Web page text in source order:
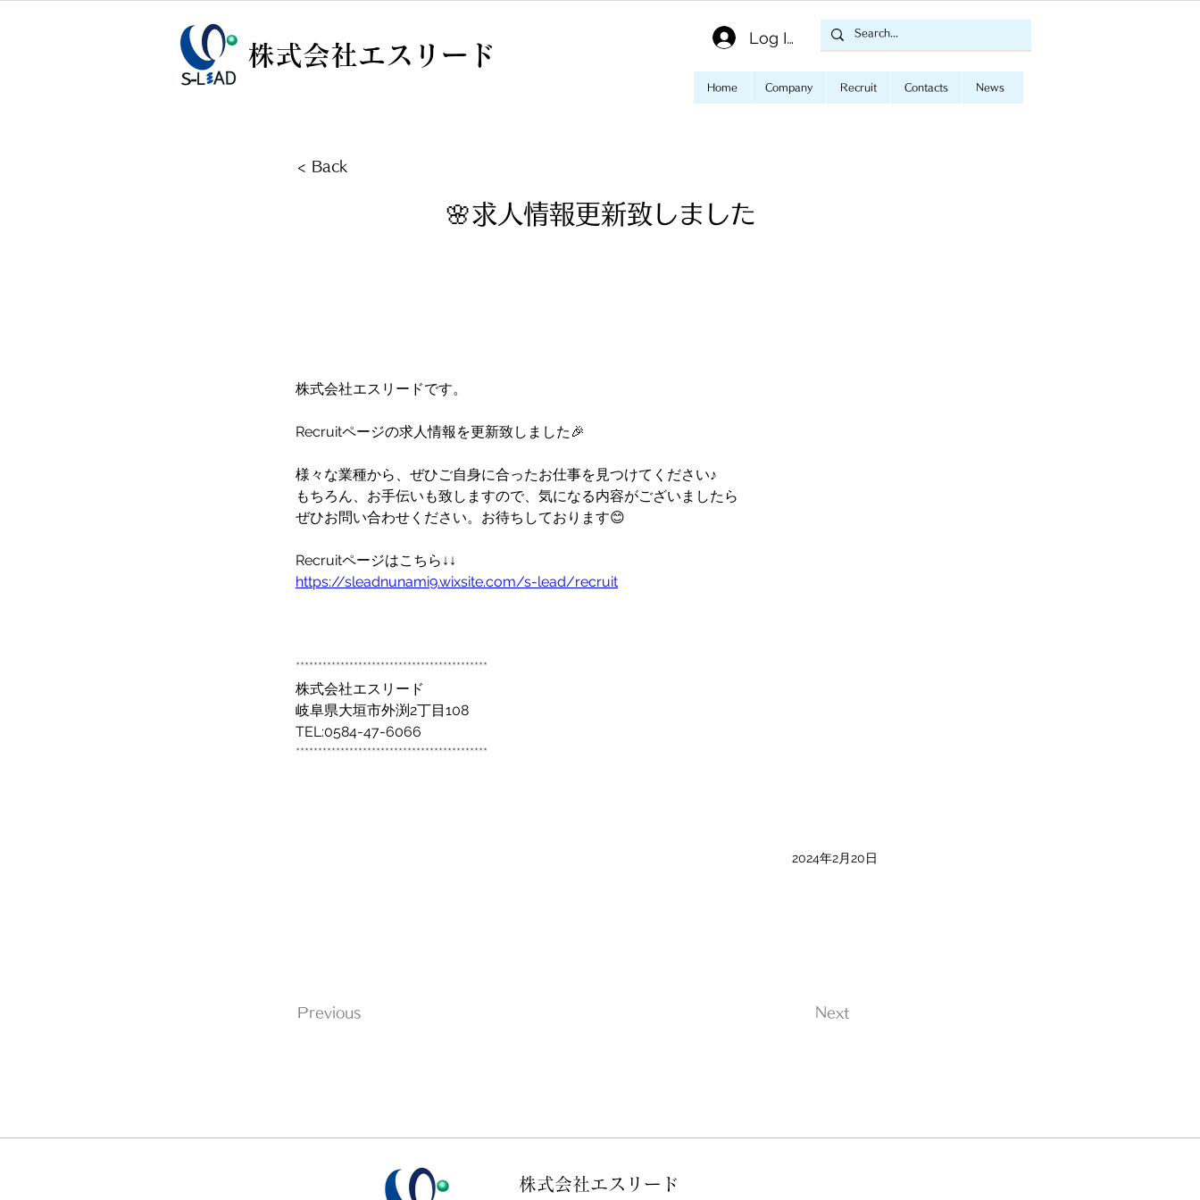
​株式会社エスリード
Log In
Home Company Recruit Contacts News
< Back
🌸求人情報更新致しました
株式会社エスリードです。
Recruitページの求人情報を更新致しました🎉
様々な業種から、ぜひご自身に合ったお仕事を見つけてください♪
もちろん、お手伝いも致しますので、気になる内容がございましたら
ぜひお問い合わせください。お待ちしております😊
Recruitページはこちら↓↓
https://sleadnunami9.wixsite.com/s-lead/recruit
*******************************************
株式会社エスリード
岐阜県大垣市外渕2丁目108
TEL:0584-47-6066
*******************************************
2024年2月20日
Previous Next
株式会社エスリード